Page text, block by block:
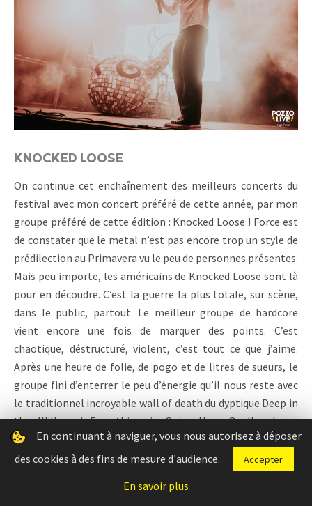
KNOCKED LOOSE
On continue cet enchaînement des meilleurs concerts du
festival avec mon concert préféré de cette année, par mon
groupe préféré de cette édition : Knocked Loose ! Force est
de constater que le metal n’est pas encore trop un style de
prédilection au Primavera vu le peu de personnes présentes.
Mais peu importe, les américains de Knocked Loose sont là
pour en découdre. C’est la guerre la plus totale, sur scène,
dans le public, partout. Le meilleur groupe de hardcore
vient encore une fois de marquer des points. C’est
chaotique, déstructuré, violent, c’est tout ce que j’aime.
Après une heure de folie, de pogo et de litres de sueurs, le
groupe fini d’enterrer le peu d’énergie qu’il nous reste avec
le traditionnel incroyable wall of death du dyptique Deep in
the Willow / Everything is Quier Now. Quelle claque
monumentale, quel groupe incroyable. Je crois
sincèrement que je pourrais les voir 10 fois par an sans m’en
En continuant à naviguer, vous nous autorisez à déposer
des cookies à des fins de mesure d'audience.
Accepter
En savoir plus